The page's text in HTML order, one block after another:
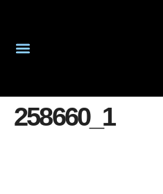
258660_1